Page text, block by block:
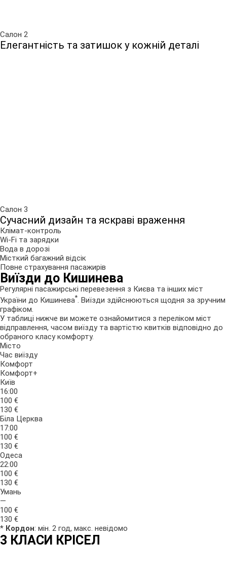
Салон 2
Елегантність та затишок у кожній деталі
Салон 3
Сучасний дизайн та яскраві враження
Клімат-контроль
Wi-Fi та зарядки
Вода в дорозі
Місткий багажний відсік
Повне страхування пасажирів
Виїзди до Кишинева
Регулярні пасажирські перевезення з Києва та інших міст
України до Кишинева*. Виїзди здійснюються щодня за зручним
графіком.
У таблиці нижче ви можете ознайомитися з переліком міст
відправлення, часом виїзду та вартістю квитків відповідно до
обраного класу комфорту.
Місто
Час виїзду
Комфорт
Комфорт+
Київ
16:00
100 €
130 €
Біла Церква
17:00
100 €
130 €
Одеса
22:00
100 €
130 €
Умань
—
100 €
130 €
* Кордон: мін. 2 год, макс. невідомо
3 КЛАСИ КРІСЕЛ